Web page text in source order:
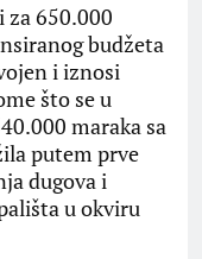
650.000
budžeta
i iznosi
što se u
maraka sa
putem prve
dugova i
u okviru